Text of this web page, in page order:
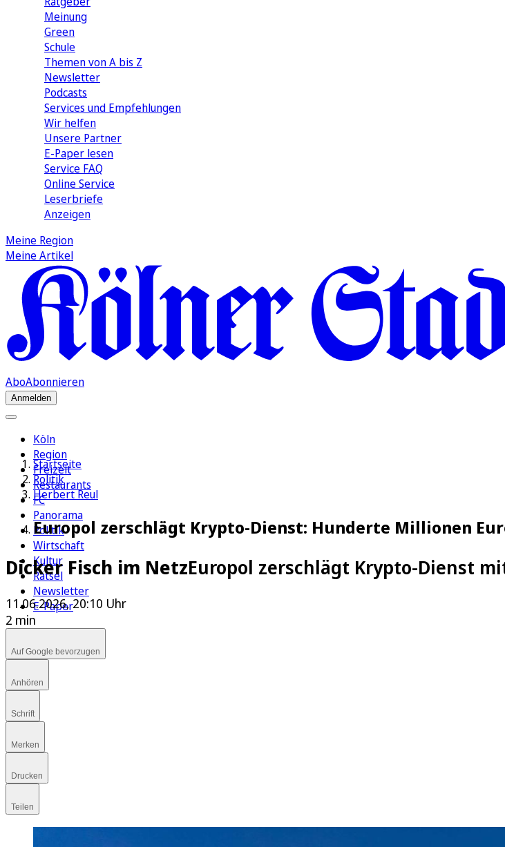
Meinung
Green
Schule
Themen von A bis Z
Newsletter
Podcasts
Services und Empfehlungen
Wir helfen
Unsere Partner
E-Paper lesen
Service FAQ
Online Service
Leserbriefe
Anzeigen
Meine Region
Meine Artikel
AboAbonnieren
Anmelden
Köln
Region
Freizeit
Restaurants
FC
Panorama
Politik
Wirtschaft
Kultur
Rätsel
Newsletter
E-Paper
Startseite
Politik
Herbert Reul
Europol zerschlägt Krypto-Dienst: Hunderte Millionen
Dicker Fisch im NetzEuropol zerschlägt Krypto-Dienst
11.06.2026, 20:10 Uhr
2 min
Auf Google bevorzugen
Anhören
Schrift
Merken
Drucken
Teilen